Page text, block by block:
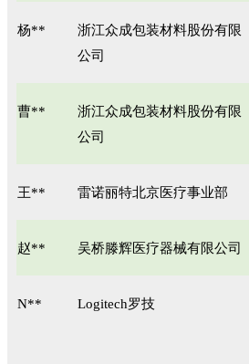
杨**
浙江众成包装材料股份有限
公司
曹**
浙江众成包装材料股份有限
公司
王** 雷诺丽特北京医疗事业部
赵** 吴桥滕辉医疗器械有限公司
N** Logitech罗技